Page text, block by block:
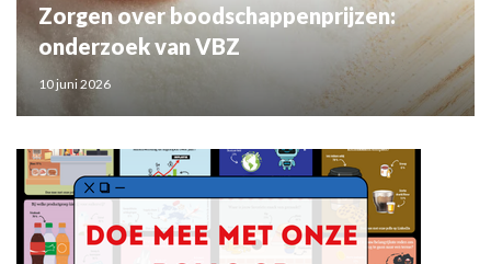
Zorgen over boodschappenprijzen:
onderzoek van VBZ
10 juni 2026